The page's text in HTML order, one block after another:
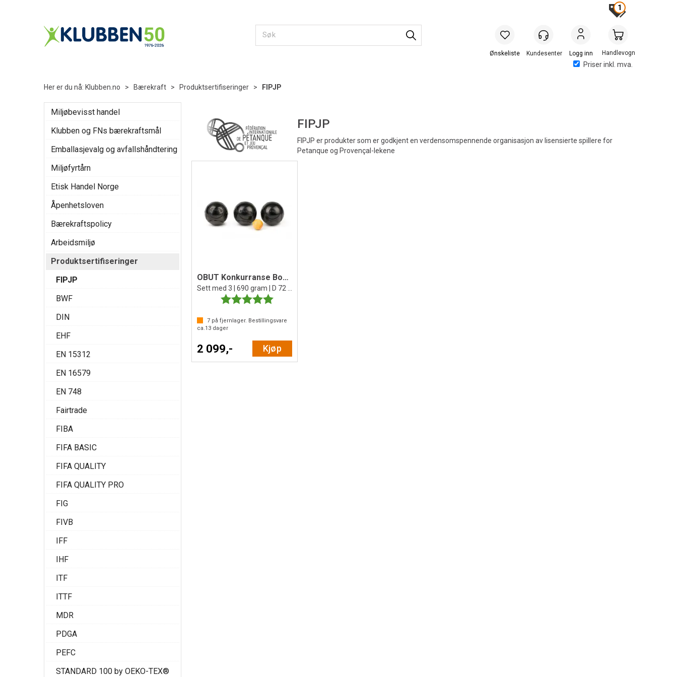
Priser inkl. mva.
Logg inn Handlevogn
1
Her er du nå: Klubben.no > Bærekraft > Produktsertifiseringer > FIPJP
Miljøbevisst handel
Klubben og FNs bærekraftsmål
Emballasjevalg og avfallshåndtering
Miljøfyrtårn
Etisk Handel Norge
Åpenhetsloven
Bærekraftspolicy
Arbeidsmiljø
Produktsertifiseringer
FIPJP
BWF
DIN
EHF
EN 15312
EN 16579
EN 748
Fairtrade
FIBA
FIFA BASIC
FIFA QUALITY
FIFA QUALITY PRO
FIG
FIVB
IFF
IHF
ITF
ITTF
MDR
PDGA
PEFC
STANDARD 100 by OEKO-TEX®
FIPJP
FIPJP er produkter som er godkjent en verdensomspennende organisasjon av lisensierte spillere for
Petanque og Provençal-lekene
OBUT Konkurranse Boule
Karakter:
5.0 av 5 mulige
7på fjernlager. Bestillingsvare
ca.13dager
2 099,- Kjøp